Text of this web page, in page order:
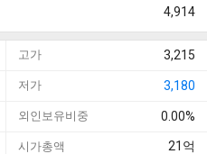
4,914
고가 3,215
저가 3,180
외인보유비중 0.00%
시가총액 21 억